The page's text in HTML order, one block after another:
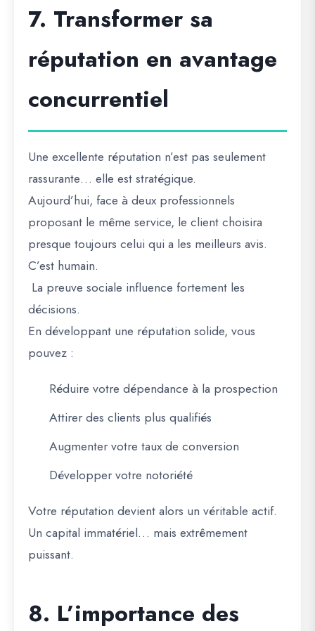
7. Transformer sa
réputation en avantage
concurrentiel
Une excellente réputation n’est pas seulement
rassurante… elle est stratégique.
Aujourd’hui, face à deux professionnels
proposant le même service, le client choisira
presque toujours celui qui a les meilleurs avis.
C’est humain.
La preuve sociale influence fortement les
décisions.
En développant une réputation solide, vous
pouvez :
Réduire votre dépendance à la prospection
Attirer des clients plus qualifiés
Augmenter votre taux de conversion
Développer votre notoriété
Votre réputation devient alors un véritable actif.
Un capital immatériel… mais extrêmement
puissant.
8. L’importance des